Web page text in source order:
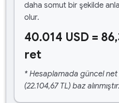
daha somut bir şekilde
olur.
40.014 USD =
ret
* Hesaplamada güncel
(22.104,67 TL) baz alınmıştır.